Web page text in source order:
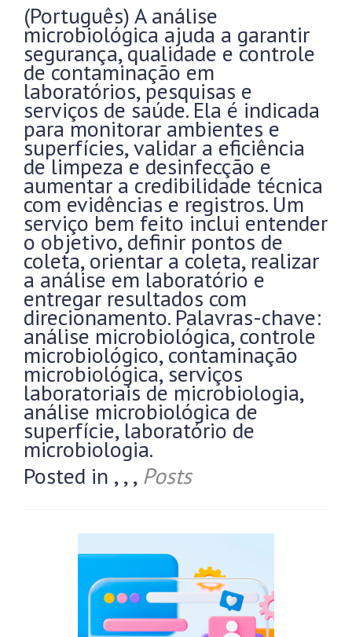
(Português) A análise
microbiológica ajuda a garantir
segurança, qualidade e controle
de contaminação em
laboratórios, pesquisas e
serviços de saúde. Ela é indicada
para monitorar ambientes e
superfícies, validar a eficiência
de limpeza e desinfecção e
aumentar a credibilidade técnica
com evidências e registros. Um
serviço bem feito inclui entender
o objetivo, definir pontos de
coleta, orientar a coleta, realizar
a análise em laboratório e
entregar resultados com
direcionamento. Palavras-chave:
análise microbiológica, controle
microbiológico, contaminação
microbiológica, serviços
laboratoriais de microbiologia,
análise microbiológica de
superfície, laboratório de
microbiologia.
Posted in ,,, Posts